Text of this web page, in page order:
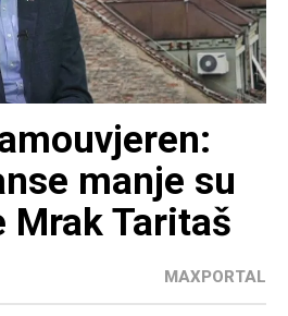
manje su
Mrak Taritaš
MAXPORTAL